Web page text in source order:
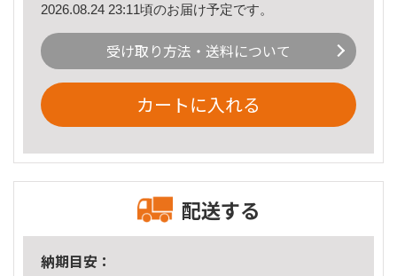
2026.08.24 23:11頃のお届け予定です。
受け取り方法・送料について
カートに入れる
配送する
納期目安：